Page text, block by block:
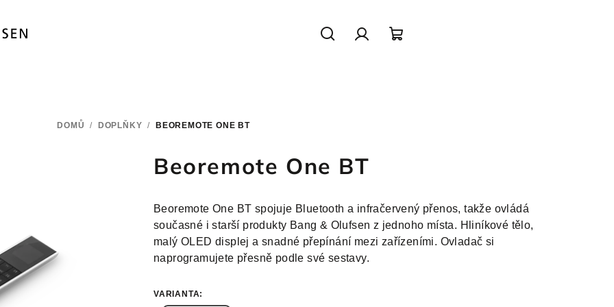
DOMŮ / DOPLŇKY / BEOREMOTE ONE BT
Beoremote One BT
Beoremote One BT spojuje Bluetooth a infračervený přenos, takže ovládá
současné i starší produkty Bang & Olufsen z jednoho místa. Hliníkové tělo,
malý OLED displej a snadné přepínání mezi zařízeními. Ovladač si
naprogramujete přesně podle své sestavy.
VARIANTA: